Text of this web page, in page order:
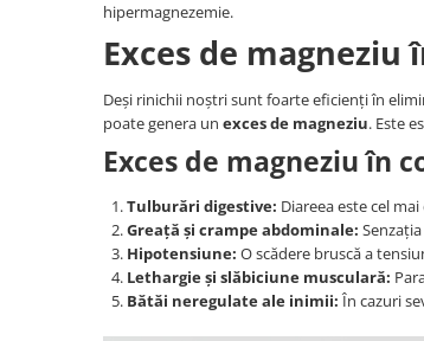
hipermagnezemie.
Exces de
Deși rinichii noștri sunt foarte eficienți în
poate genera un exces de magneziu. Este
Exces de magneziu în
Tulburări digestive: Diareea este cel
Greață și crampe abdominale:
Hipotensiune: O scădere bruscă a
Lethargie și slăbiciune musculară:
Bătăi neregulate ale inimii: În cazuri